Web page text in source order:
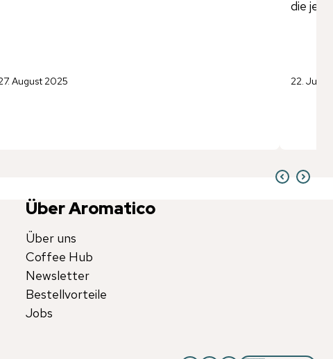
August 2025
die
22. Juli
Über Aromatico
Über uns
Coffee Hub
Newsletter
Bestellvorteile
Jobs